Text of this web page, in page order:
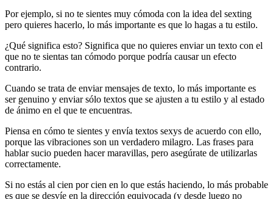
Por ejemplo, si no te sientes muy cómoda con la idea del sexting
pero quieres hacerlo, lo más importante es que lo hagas a tu estilo.
¿Qué significa esto? Significa que no quieres enviar un texto con el
que no te sientas tan cómodo porque podría causar un efecto
contrario.
Cuando se trata de enviar mensajes de texto, lo más importante es
ser genuino y enviar sólo textos que se ajusten a tu estilo y al estado
de ánimo en el que te encuentras.
Piensa en cómo te sientes y envía textos sexys de acuerdo con ello,
porque las vibraciones son un verdadero milagro. Las frases para
hablar sucio pueden hacer maravillas, pero asegúrate de utilizarlas
correctamente.
Si no estás al cien por cien en lo que estás haciendo, lo más probable
es que se desvíe en la dirección equivocada (y desde luego no